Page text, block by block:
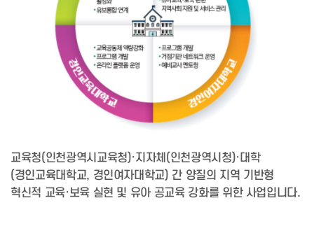
교육청(인천광역시교육청)·지자체(인천광역시청)·대학
(경인교육대학교, 경인여자대학교) 간 양질의 지역 기반형
혁신적 교육·보육 실현 및 유아 공교육 강화를 위한 사업입니다.